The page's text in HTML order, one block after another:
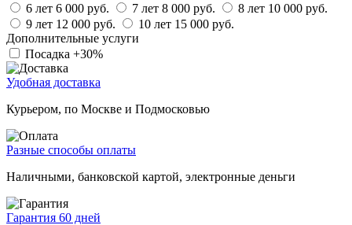
6 лет 6 000 руб. 7 лет 8 000 руб. 8 лет 10 000 руб.
9 лет 12 000 руб. 10 лет 15 000 руб.
Дополнительные услуги
Посадка +30%
Удобная доставка
Курьером, по Москве и Подмосковью
Разные способы оплаты
Наличными, банковской картой, электронные деньги
Гарантия 60 дней